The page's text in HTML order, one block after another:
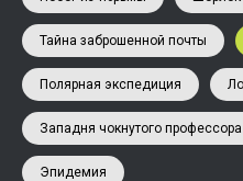
Тайна заброшенной почты
Полярная экспедиция
Западня чокнутого профессора
Эпидемия